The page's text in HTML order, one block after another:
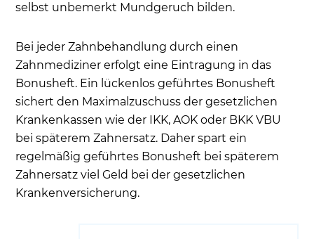
selbst unbemerkt Mundgeruch bilden.
Bei jeder Zahnbehandlung durch einen
Zahnmediziner erfolgt eine Eintragung in das
Bonusheft. Ein lückenlos geführtes Bonusheft
sichert den Maximalzuschuss der gesetzlichen
Krankenkassen wie der IKK, AOK oder BKK VBU
bei späterem Zahnersatz. Daher spart ein
regelmäßig geführtes Bonusheft bei späterem
Zahnersatz viel Geld bei der gesetzlichen
Krankenversicherung.